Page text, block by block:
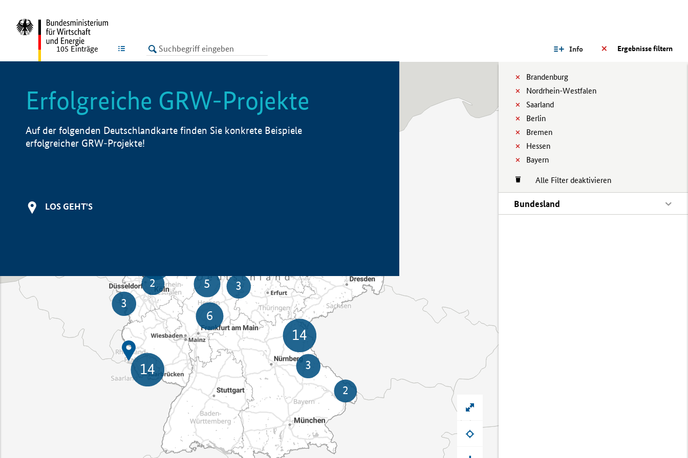
LISTE Ergebnisse filtern
Info
Brandenburg
Nordrhein-Westfalen
Saarland
Berlin
Bremen
Hessen
Bayern
Alle Filter deaktivieren
Bundesland
105 Einträge
Erfolgreiche GRW-Projekte
Auf der folgenden Deutschlandkarte finden Sie konkrete Beispiele
erfolgreicher GRW-Projekte!
LOS GEHT'S